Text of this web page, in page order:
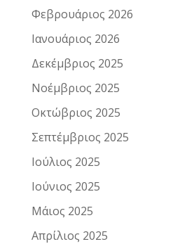
Φεβρουάριος 2026
Ιανουάριος 2026
Δεκέμβριος 2025
Νοέμβριος 2025
Οκτώβριος 2025
Σεπτέμβριος 2025
Ιούλιος 2025
Ιούνιος 2025
Μάιος 2025
Απρίλιος 2025